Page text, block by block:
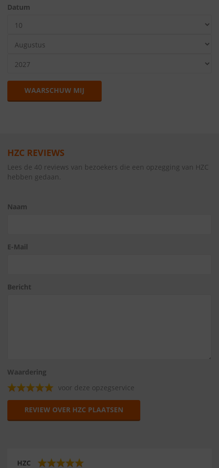
Datum
WAARSCHUW MIJ
HZC REVIEWS
Lees de 40 reviews van bezoekers die een opzegging van HZC
hebben gedaan.
Naam
E-Mail
Bericht
Waardering
voor deze opzegservice
REVIEW OVER HZC PLAATSEN
HZC